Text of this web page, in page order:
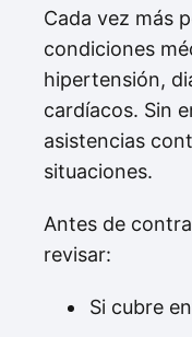
Cada vez más
condiciones
hipertensión,
cardíacos. Sin
asistencias
situaciones.
Antes de
revisar:
Si cubre